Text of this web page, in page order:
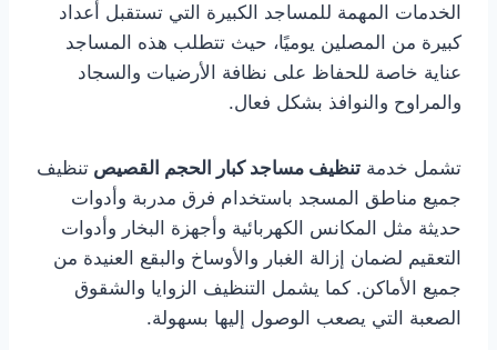
الخدمات المهمة للمساجد الكبيرة التي تستقبل أعداد
كبيرة من المصلين يوميًا، حيث تتطلب هذه المساجد
عناية خاصة للحفاظ على نظافة الأرضيات والسجاد
والمراوح والنوافذ بشكل فعال.
تشمل خدمة تنظيف مساجد كبار الحجم القصيص تنظيف
جميع مناطق المسجد باستخدام فرق مدربة وأدوات
حديثة مثل المكانس الكهربائية وأجهزة البخار وأدوات
التعقيم لضمان إزالة الغبار والأوساخ والبقع العنيدة من
جميع الأماكن. كما يشمل التنظيف الزوايا والشقوق
الصعبة التي يصعب الوصول إليها بسهولة.